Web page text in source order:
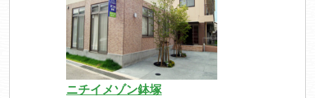
ニチイメゾン鉢塚